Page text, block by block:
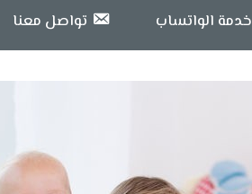
خدمة الواتساب تواصل معنا